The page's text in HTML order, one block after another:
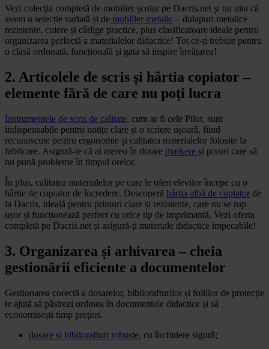
Vezi colecția completă de mobilier școlar pe Dacris.net și nu uita că
avem o selecție variată și de mobilier metalic – dulapuri metalice
rezistente, cuiere și cârlige practice, plus clasificatoare ideale pentru
organizarea perfectă a materialelor didactice! Tot ce-ți trebuie pentru
o clasă ordonată, funcțională și gata să inspire învățarea!
2. Articolele de scris și hârtia copiator –
elemente fără de care nu poți lucra
Instrumentele de scris de calitate, cum ar fi cele Pilot, sunt
indispensabile pentru notițe clare și o scriere ușoară, fiind
recunoscute pentru ergonomie și calitatea materialelor folosite la
fabricare. Asigură-te că ai mereu în dotare markere și pixuri care să
nu pună probleme în timpul orelor.
În plus, calitatea materialelor pe care le oferi elevilor începe cu o
hârtie de copiator de încredere. Descoperă hârtia albă de copiator de
la Dacris, ideală pentru printuri clare și rezistente, care nu se rup
ușor și funcționează perfect cu orice tip de imprimantă. Vezi oferta
completă pe Dacris.net și asigură-ți materiale didactice impecabile!
3. Organizarea și arhivarea – cheia
gestionării eficiente a documentelor
Gestionarea corectă a dosarelor, bibliorafturilor și foliilor de protecție
te ajută să păstrezi ordinea în documentele didactice și să
economisești timp prețios.
dosare și bibliorafturi robuste, cu închidere sigură;